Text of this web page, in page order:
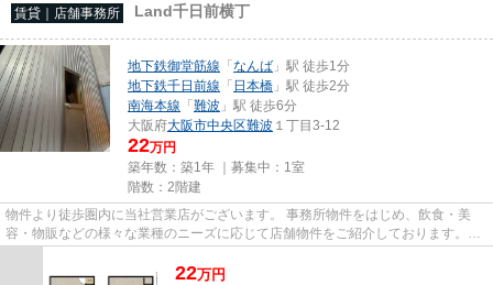
賃貸｜店舗事務所 Land千日前横丁
地下鉄御堂筋線 「なんば 」駅 徒歩1分
地下鉄千日前線 「 日本橋 」駅 徒歩2分
南海本線 「難波 」駅 徒歩6分
大阪府大阪市中央区難波 １丁目3-12
22万円
築年数：築1年 ｜募集中： 1室
階数：2階建
物件より徒歩圏内に当社営業店がございます。 事務所物件をはじめ、飲食・美
容・物販などの様々な業種のニーズに応じて店舗物件をご紹介しております。
尚、弊社ではおとり広告は一切...
22万円